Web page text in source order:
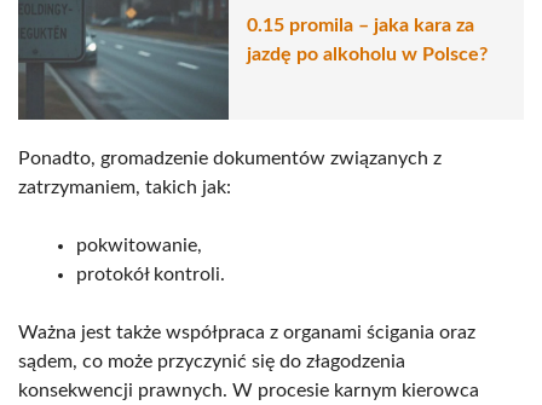
0.15 promila – jaka kara za
jazdę po alkoholu w Polsce?
Ponadto, gromadzenie dokumentów związanych z
zatrzymaniem, takich jak:
pokwitowanie,
protokół kontroli.
Ważna jest także współpraca z organami ścigania oraz
sądem, co może przyczynić się do złagodzenia
konsekwencji prawnych. W procesie karnym kierowca